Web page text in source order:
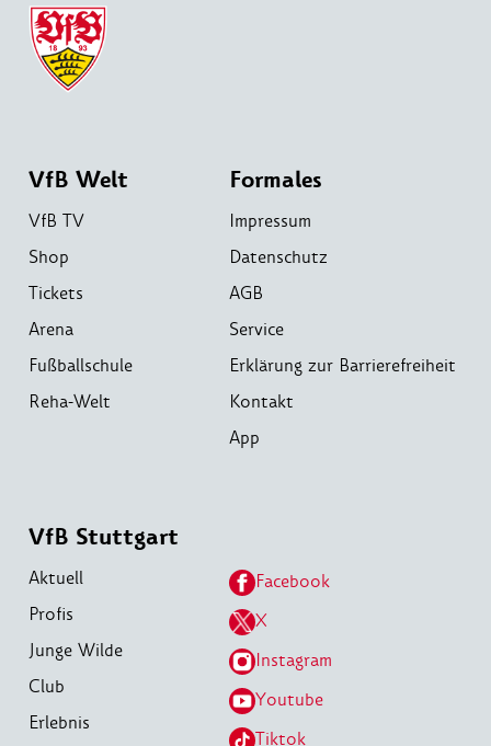
VfB Welt
VfB TV
Shop
Tickets
Arena
Fußballschule
Reha-Welt
Formales
Impressum
Datenschutz
AGB
Service
Erklärung zur Barrierefreiheit
Kontakt
App
VfB Stuttgart
Aktuell
Profis
Junge Wilde
Club
Erlebnis
Facebook
X
Instagram
Youtube
Tiktok